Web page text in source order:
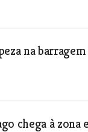
na
chega à